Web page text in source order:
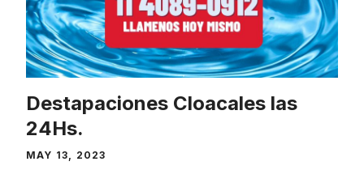
Destapaciones Cloacales las
24Hs.
MAY 13, 2023